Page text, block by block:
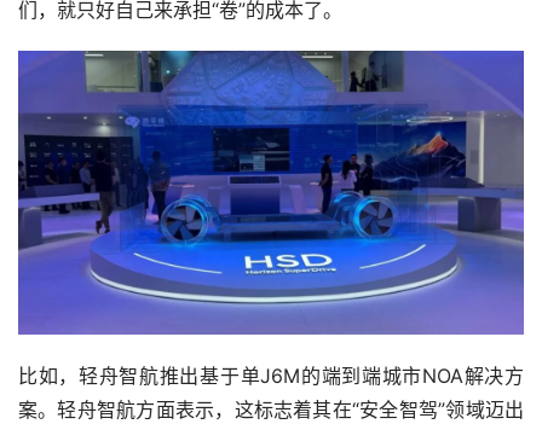
们，就只好自己来承担“卷”的成本了。
比如，轻舟智航推出基于单J6M的端到端城市NOA解决方
案。轻舟智航方面表示，这标志着其在“安全智驾”领域迈出